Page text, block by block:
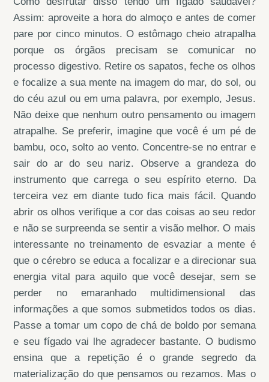
Assim: aproveite a hora do almoço e antes de comer
pare por cinco minutos. O estômago cheio atrapalha
porque os órgãos precisam se comunicar no
processo digestivo. Retire os sapatos, feche os olhos
e focalize a sua mente na imagem do mar, do sol, ou
do céu azul ou em uma palavra, por exemplo, Jesus.
Não deixe que nenhum outro pensamento ou imagem
atrapalhe. Se preferir, imagine que você é um pé de
bambu, oco, solto ao vento. Concentre-se no entrar e
sair do ar do seu nariz. Observe a grandeza do
instrumento que carrega o seu espírito eterno. Da
terceira vez em diante tudo fica mais fácil. Quando
abrir os olhos verifique a cor das coisas ao seu redor
e não se surpreenda se sentir a visão melhor. O mais
interessante no treinamento de esvaziar a mente é
que o cérebro se educa a focalizar e a direcionar sua
energia vital para aquilo que você desejar, sem se
perder no emaranhado multidimensional das
informações a que somos submetidos todos os dias.
Passe a tomar um copo de chá de boldo por semana
e seu fígado vai lhe agradecer bastante. O budismo
ensina que a repetição é o grande segredo da
materialização do que pensamos ou rezamos. Mas o